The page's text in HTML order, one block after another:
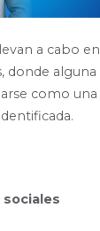
a cabo
donde
como una